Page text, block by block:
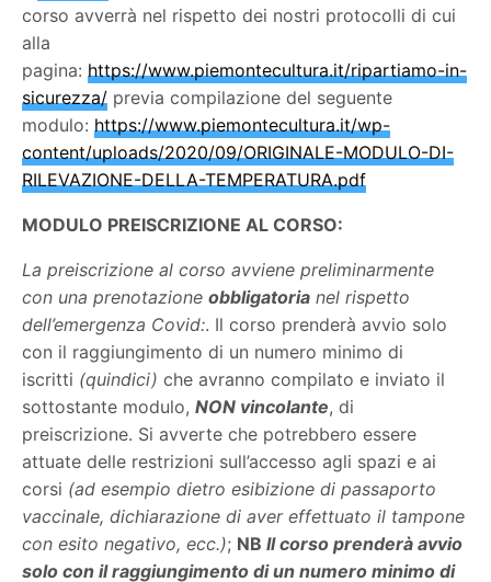
corso avverrà nel rispetto dei nostri protocolli di cui
alla
pagina: https://www.piemontecultura.it/ripartiamo-in-
sicurezza/ previa compilazione del seguente
modulo: https://www.piemontecultura.it/wp-
content/uploads/2020/09/ORIGINALE-MODULO-DI-
RILEVAZIONE-DELLA-TEMPERATURA.pdf
MODULO PREISCRIZIONE AL CORSO:
La preiscrizione al corso avviene preliminarmente
con una prenotazioneobbligatoria nel rispetto
dell’emergenza Covid:. Il corso prenderà avvio solo
con il raggiungimento di un numero minimo di
iscritti (quindici) che avranno compilato e inviato il
sottostante modulo,NON vincolante, di
preiscrizione. Si avverte che potrebbero essere
attuate delle restrizioni sull’accesso agli spazi e ai
corsi (ad esempio dietro esibizione di passaporto
vaccinale, dichiarazione di aver effettuato il tampone
con esito negativo, ecc.); NBIl corso prenderà avvio
solo con il raggiungimento di un numero minimo di